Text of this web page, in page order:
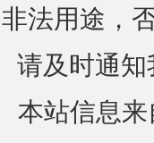
非法用途，
请及时通知
本站信息